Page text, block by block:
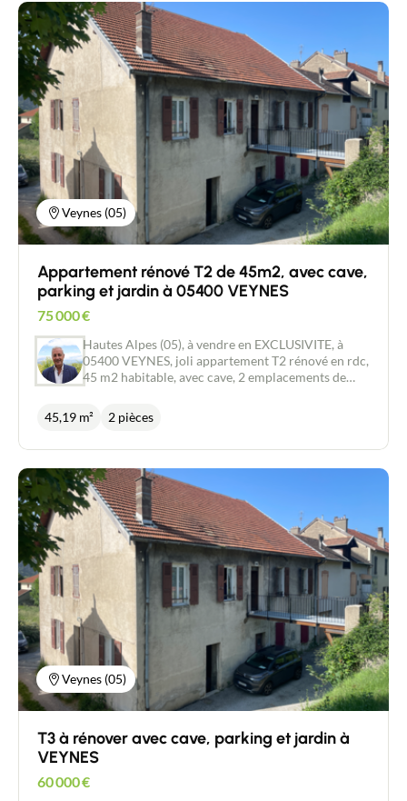
cellier. Chauffage via une pompe à chaleur
réversible. Vous profiterez d'un jardinet de +-
55m2, exposition plein sud, d'un local à skis et de 2
places de parking. Ancelle est une sympathique
station de ski. Les remontées mécaniques sont à
550 m de l'appartement. A découvrir sans tarder,
pas de travaux à prévoir !
Veynes (05)
Appartement rénové T2 de 45m2, avec cave,
parking et jardin à 05400 VEYNES
75 000€
Hautes Alpes (05), à vendre en EXCLUSIVITE, à
05400 VEYNES, joli appartement T2 rénové en rdc,
45 m2 habitable, avec cave, 2 emplacements de
cuisine, d'une petite salle d'eau, d'un wc, d'un living
et d'une chambre. Chauffage à prévoir Double
45,19 m² 2 pièces
Veynes (05)
T3 à rénover avec cave, parking et jardin à
VEYNES
60 000€